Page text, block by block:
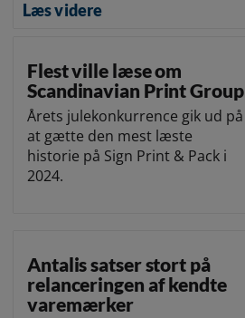
Læs videre
Flest ville læse om
Scandinavian Print Group
Årets julekonkurrence gik ud på
at gætte den mest læste
historie på Sign Print & Pack i
2024.
Antalis satser stort på
relanceringen af kendte
varemærker